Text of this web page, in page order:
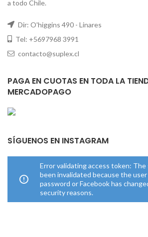
a todo Chile.
Dir: O'higgins 490 - Linares
Tel: +5697968 3991
contacto@suplex.cl
PAGA EN CUOTAS EN TODA LA
MERCADOPAGO
SÍGUENOS EN INSTAGRAM
Error validating access token: The
been invalidated because the
password or Facebook has
security reasons.